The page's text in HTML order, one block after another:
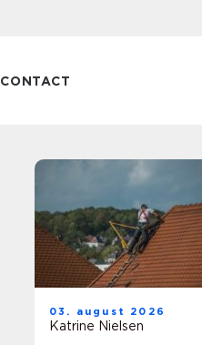
CONTACT
03. august 2026
Katrine Nielsen